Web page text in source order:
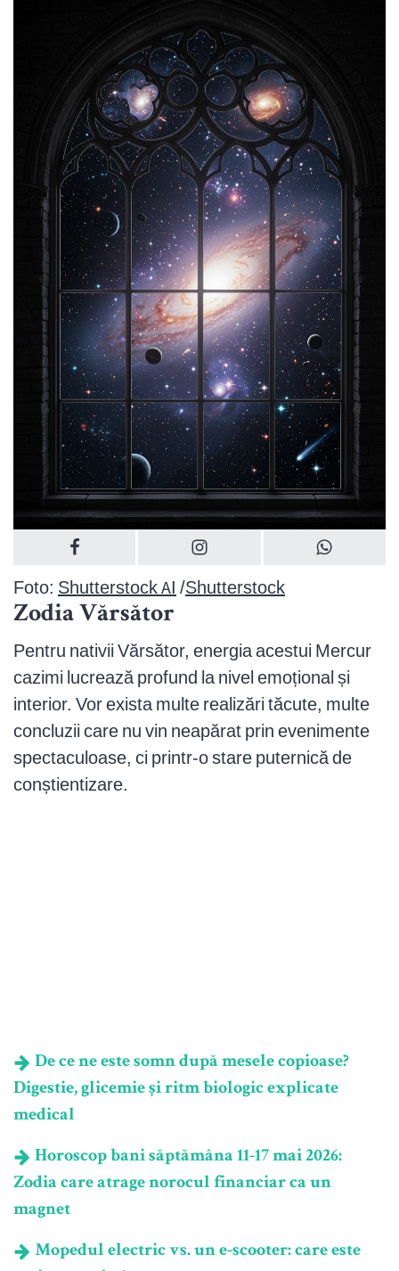
Foto: Shutterstock AI /Shutterstock
Zodia Vărsător
Pentru nativii Vărsător, energia acestui Mercur
cazimi lucrează profund la nivel emoțional și
interior. Vor exista multe realizări tăcute, multe
concluzii care nu vin neapărat prin evenimente
spectaculoase, ci printr-o stare puternică de
conștientizare.
De ce ne este somn după mesele copioase?
Digestie, glicemie și ritm biologic explicate
medical
Horoscop bani săptămâna 11-17 mai 2026:
Zodia care atrage norocul financiar ca un
magnet
Mopedul electric vs. un e-scooter: care este